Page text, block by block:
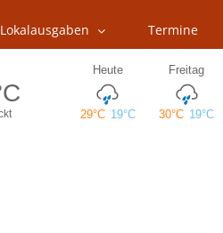
Lokalausgaben Termine